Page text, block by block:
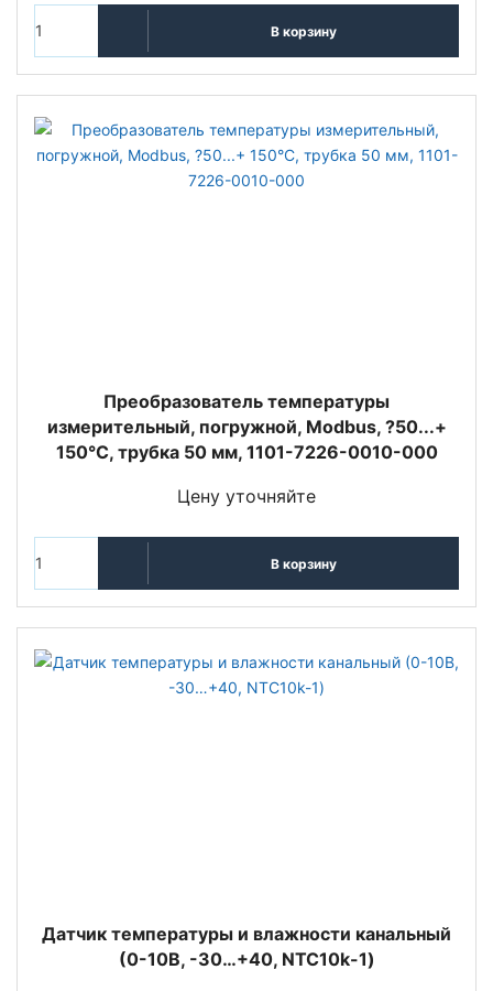
В корзину
Преобразователь температуры
измерительный, погружной, Modbus, ?50...+
150°C, трубка 50 мм, 1101-7226-0010-000
Цену уточняйте
В корзину
Датчик температуры и влажности канальный
(0-10В, -30…+40, NTC10k-1)